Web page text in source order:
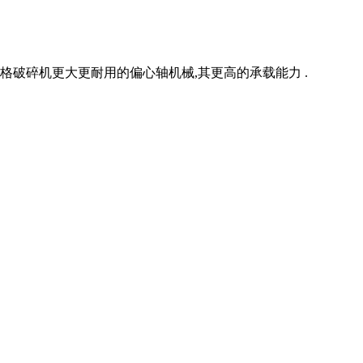
破碎机更大更耐用的偏心轴机械,其更高的承载能力 .